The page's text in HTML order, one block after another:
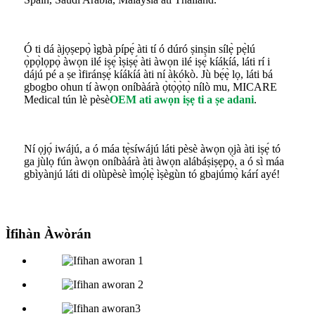
Ó ti dá àjọṣepọ̀ ìgbà pípẹ́ àti tí ó dúró ṣinṣin sílẹ̀ pẹ̀lú
ọ̀pọ̀lọpọ̀ àwọn ilé iṣẹ́ ìṣiṣẹ́ àti àwọn ilé iṣẹ́ kíákíá, láti rí i
dájú pé a ṣe ìfiránṣẹ́ kíákíá àti ní àkókò. Jù bẹ́ẹ̀ lọ, láti bá
gbogbo ohun tí àwọn oníbàárà ọ̀tọ̀ọ̀tọ̀ nílò mu, MICARE
Medical tún lè pèsèOEM ati awọn iṣẹ ti a ṣe adani.
Ní ọjọ́ iwájú, a ó máa tẹ̀síwájú láti pèsè àwọn ọjà àti iṣẹ́ tó
ga jùlọ fún àwọn oníbàárà àti àwọn alábáṣiṣẹpọ̀, a ó sì máa
gbìyànjú láti di olùpèsè ìmọ́lẹ̀ ìṣègùn tó gbajúmọ̀ kárí ayé!
Ìfihàn Àwòrán